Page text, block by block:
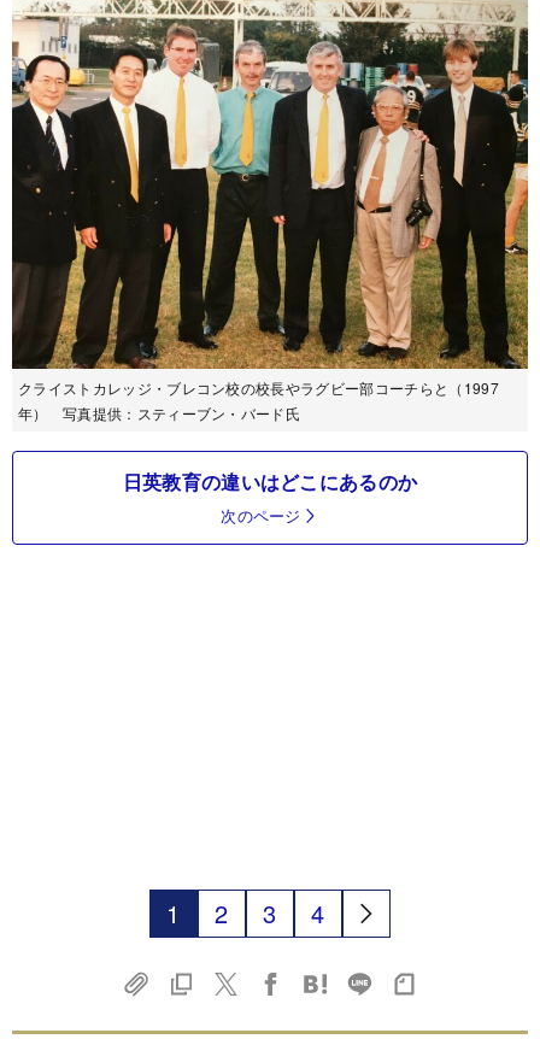
クライストカレッジ・ブレコン校の校長やラグビー部コーチらと（1997
年） 写真提供：スティーブン・バード氏
日英教育の違いはどこにあるのか
次のページ
1 2 3 4